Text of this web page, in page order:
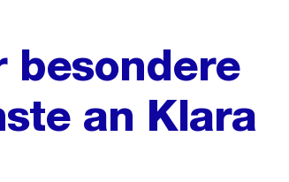
besondere
an Klara